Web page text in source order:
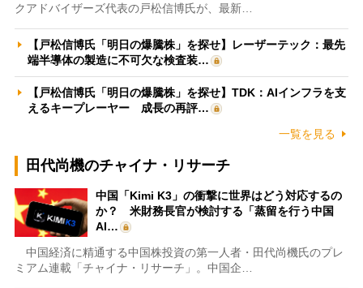
クアドバイザーズ代表の戸松信博氏が、最新…
【戸松信博氏「明日の爆騰株」を探せ】レーザーテック：最先
端半導体の製造に不可欠な検査装…
【戸松信博氏「明日の爆騰株」を探せ】TDK：AIインフラを支
えるキープレーヤー 成長の再評…
一覧を見る
田代尚機のチャイナ・リサーチ
中国「Kimi K3」の衝撃に世界はどう対応するの
か？ 米財務長官が検討する「蒸留を行う中国
AI…
中国経済に精通する中国株投資の第一人者・田代尚機氏のプレ
ミアム連載「チャイナ・リサーチ」。中国企…